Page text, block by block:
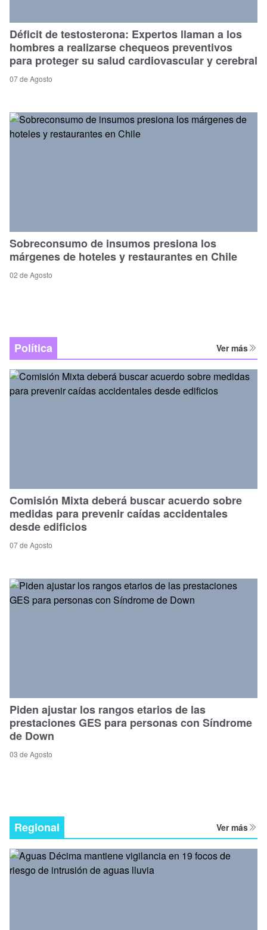
Déficit de testosterona: Expertos llaman a los
hombres a realizarse chequeos preventivos
para proteger su salud cardiovascular y cerebral
07 de Agosto
Sobreconsumo de insumos presiona los
márgenes de hoteles y restaurantes en Chile
02 de Agosto
Política Ver más
Comisión Mixta deberá buscar acuerdo sobre
medidas para prevenir caídas accidentales
desde edificios
07 de Agosto
Piden ajustar los rangos etarios de las
prestaciones GES para personas con Síndrome
de Down
03 de Agosto
Regional Ver más